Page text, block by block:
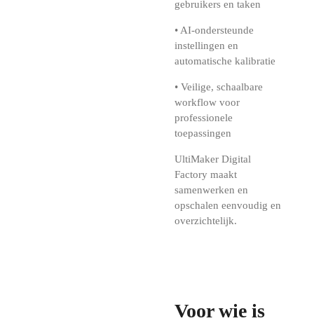
gebruikers en taken
• AI-ondersteunde
instellingen en
automatische kalibratie
• Veilige, schaalbare
workflow voor
professionele
toepassingen
UltiMaker Digital
Factory maakt
samenwerken en
opschalen eenvoudig en
overzichtelijk.
Voor wie is